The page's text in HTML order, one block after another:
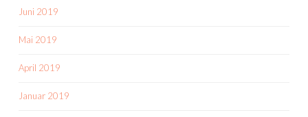
Juni 2019
Mai 2019
April 2019
Januar 2019